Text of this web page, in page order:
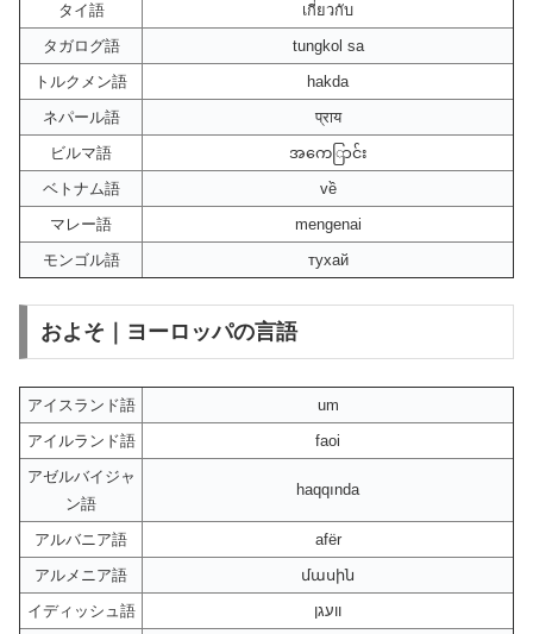
タイ語
เกี่ยวกับ
タガログ語
tungkol sa
トルクメン語
hakda
ネパール語
प्राय
ビルマ語
အကေြာင်း
ベトナム語
về
マレー語
mengenai
モンゴル語
тухай
およそ｜ヨーロッパの言語
アイスランド語
um
アイルランド語
faoi
アゼルバイジャ
ン語
haqqında
アルバニア語
afër
アルメニア語
մասին
イディッシュ語
וועגן